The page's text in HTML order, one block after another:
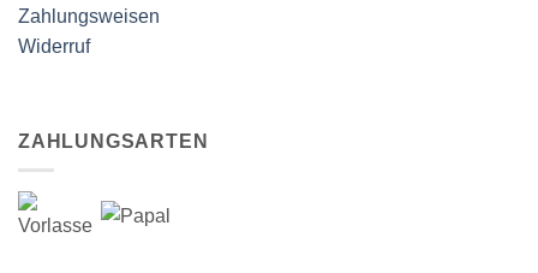
Zahlungsweisen
Widerruf
ZAHLUNGSARTEN